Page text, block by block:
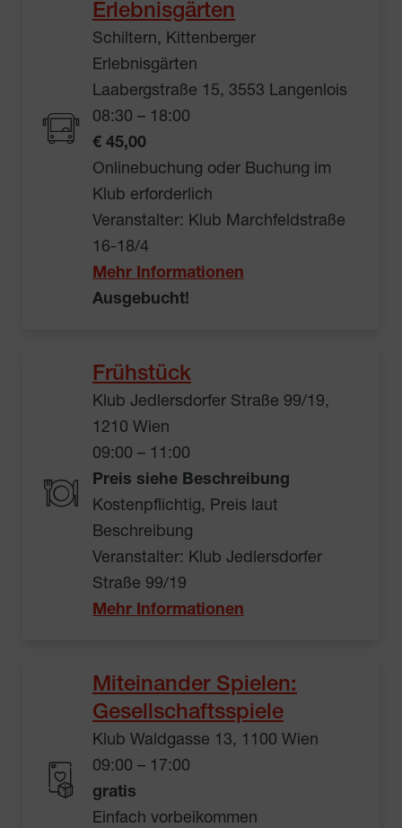
Erlebnisgärten
Schiltern, Kittenberger
Erlebnisgärten
Laabergstraße 15, 3553 Langenlois
08:30 – 18:00
€ 45,00
Onlinebuchung oder Buchung im
Klub erforderlich
Veranstalter: Klub Marchfeldstraße
16-18/4
Mehr Informationen
Ausgebucht!
Frühstück
Klub Jedlersdorfer Straße 99/19,
1210 Wien
09:00 – 11:00
Preis siehe Beschreibung
Kostenpflichtig, Preis laut
Beschreibung
Veranstalter: Klub Jedlersdorfer
Straße 99/19
Mehr Informationen
Miteinander Spielen:
Gesellschaftsspiele
Klub Waldgasse 13, 1100 Wien
09:00 – 17:00
gratis
Einfach vorbeikommen